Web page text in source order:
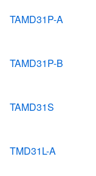
TAMD31P-A
TAMD31P-B
TAMD31S
TMD31L-A